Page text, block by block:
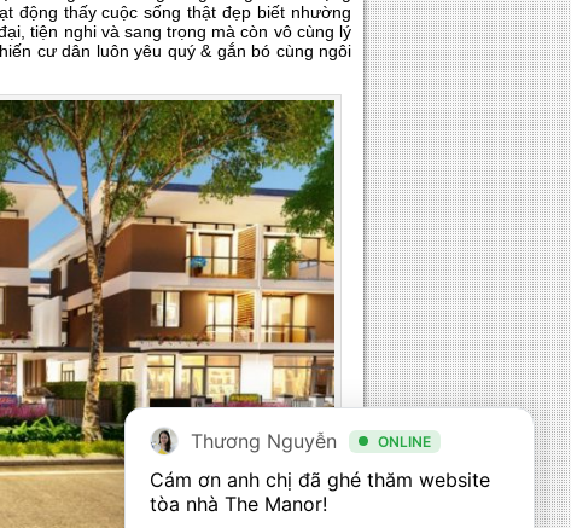
động thấy cuộc sống thật đẹp biết nhường
tiện nghi và sang trọng mà còn vô cùng lý
cư dân luôn yêu quý & gắn bó cùng ngôi
Thương Nguyễn ONLINE
Cám ơn anh chị đã ghé thăm website
tòa nhà The Manor!